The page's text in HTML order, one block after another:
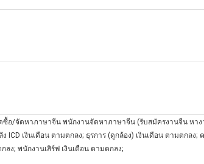
ดซื้อ/จัดหาภาษาจีน พนักงานจัดหาภาษาจีน (รับสมัครงานจีน หา
เงินเดือน ตามตกลง; ธุรการ (ดูกล้อง) เงินเดือน ตามตกลง;
ง; พนักงานเสิร์ฟ เงินเดือน ตามตกลง;